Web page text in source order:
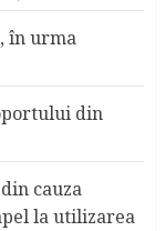
în urma
din
cauza
la utilizarea